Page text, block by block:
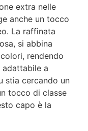
extra nelle
anche un tocco
La raffinata
si abbina
rendendo
a
stia cercando un
tocco di classe
capo è la